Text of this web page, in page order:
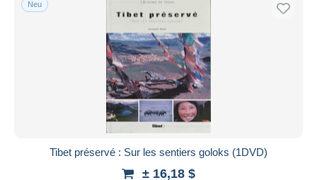
Kostenloser Versand
Zahlungsmethoden
PayPal
Banküberweisung
Mastercard
Bancontact
iDeal
Neu
Tibet préservé : Sur les sentiers goloks (1DVD)
± 16,18 $